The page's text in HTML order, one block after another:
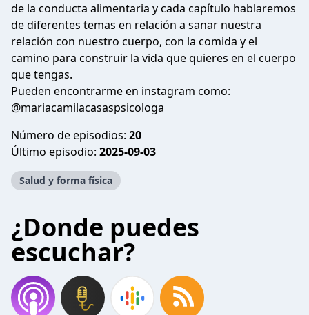
de la conducta alimentaria y cada capítulo hablaremos
de diferentes temas en relación a sanar nuestra
relación con nuestro cuerpo, con la comida y el
camino para construir la vida que quieres en el cuerpo
que tengas.
Pueden encontrarme en instagram como:
@mariacamilacasaspsicologa
Número de episodios: 20
Último episodio: 2025-09-03
Salud y forma física
¿Donde puedes
escuchar?